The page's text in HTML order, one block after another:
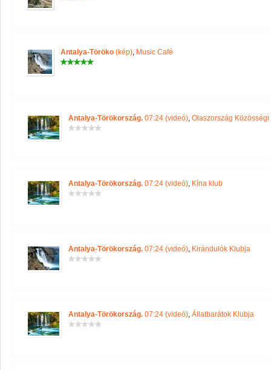
Antalya-Töröko (kép), Music Café
Antalya-Törökország. 07:24 (videó), Olaszország Közösségi
Antalya-Törökország. 07:24 (videó), Kína klub
Antalya-Törökország. 07:24 (videó), Kirándulók Klubja
Antalya-Törökország. 07:24 (videó), Állatbarátok Klubja